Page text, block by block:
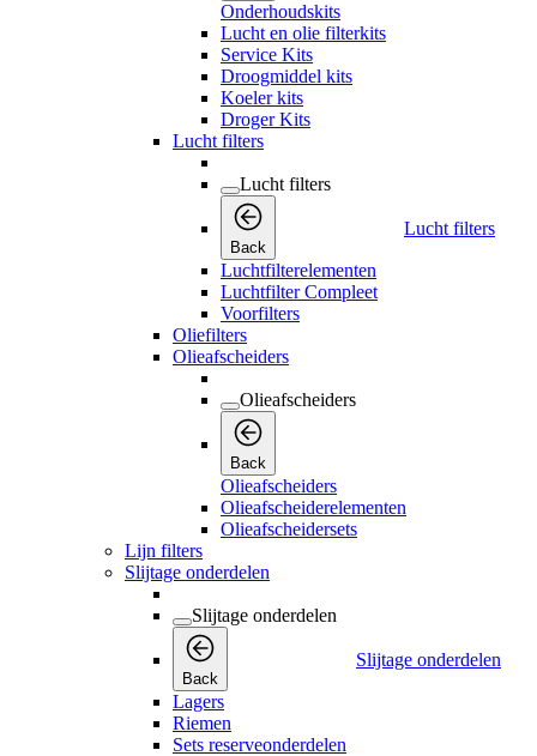
Onderhoudskits
Lucht en olie filterkits
Service Kits
Droogmiddel kits
Koeler kits
Droger Kits
Lucht filters
Lucht filters
Back
Lucht filters
Luchtfilterelementen
Luchtfilter Compleet
Voorfilters
Oliefilters
Olieafscheiders
Olieafscheiders
Back
Olieafscheiders
Olieafscheiderelementen
Olieafscheidersets
Lijn filters
Slijtage onderdelen
Slijtage onderdelen
Back
Slijtage onderdelen
Lagers
Riemen
Sets reserveonderdelen